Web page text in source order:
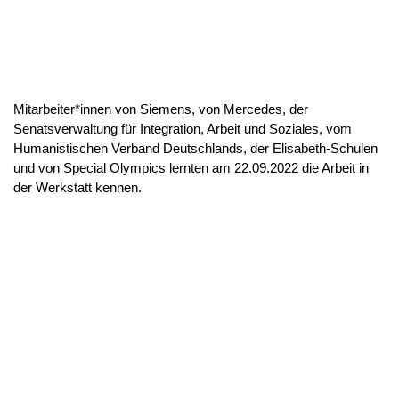
Mitarbeiter*innen von Siemens, von Mercedes, der
Senatsverwaltung für Integration, Arbeit und Soziales, vom
Humanistischen Verband Deutschlands, der Elisabeth-Schulen
und von Special Olympics lernten am 22.09.2022 die Arbeit in
der Werkstatt kennen.